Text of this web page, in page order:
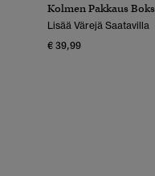
Kolmen Pakkaus
Lisää Värejä Saatavilla
€ 39,99